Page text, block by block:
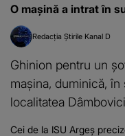
O mașină a intrat în
Redacția Știrile Kanal D
Ghinion pentru un
mașina, duminică,
localitatea
Cei de la ISU Argeș